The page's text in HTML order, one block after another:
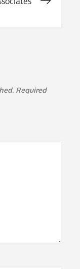
Required